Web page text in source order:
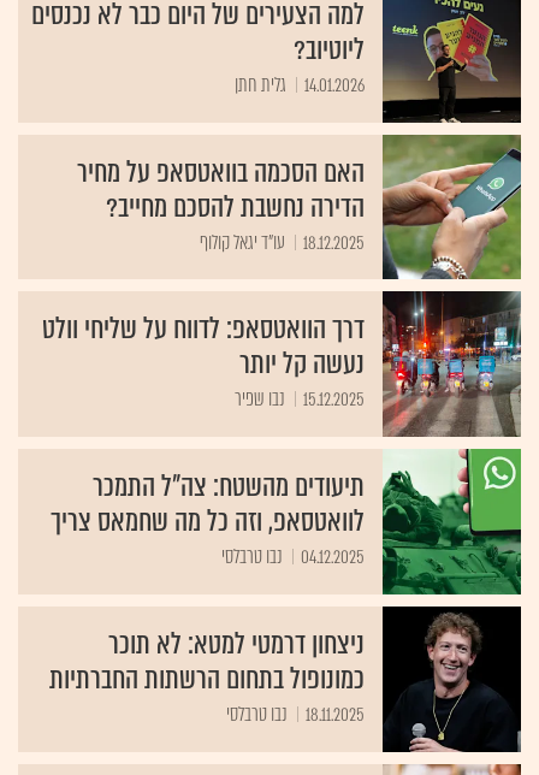
למה הצעירים של היום כבר לא נכנסים
ליוטיוב?
14.01.2026 גלית חתן
האם הסכמה בוואטסאפ על מחיר
הדירה נחשבת להסכם מחייב?
18.12.2025 עו"ד יגאל קולוף
דרך הוואטסאפ: לדווח על שליחי וולט
נעשה קל יותר
15.12.2025 נבו שפיר
תיעודים מהשטח: צה"ל התמכר
לוואטסאפ, וזה כל מה שחמאס צריך
04.12.2025 נבו טרבלסי
ניצחון דרמטי למטא: לא תוכר
כמונופול בתחום הרשתות החברתיות
18.11.2025 נבו טרבלסי